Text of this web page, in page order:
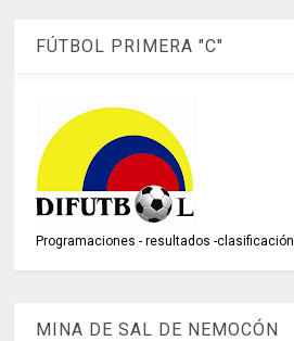
FÚTBOL PRIMERA "C"
Programaciones - resultados -clasificación
MINA DE SAL DE NEMOCÓN